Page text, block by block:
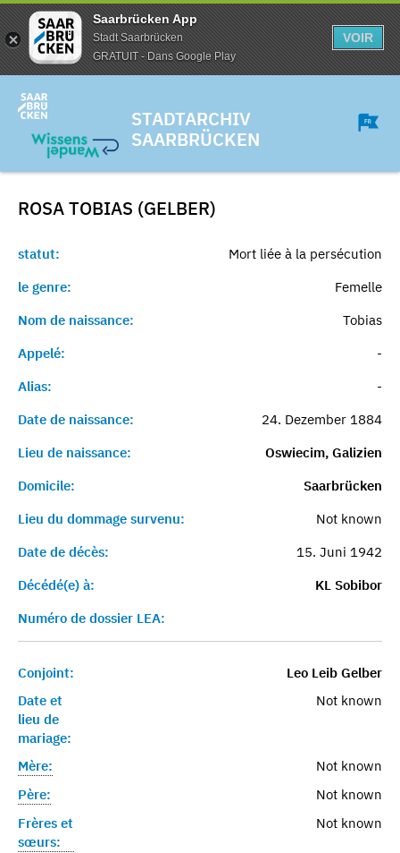
Saarbrücken App
Stadt Saarbrücken
GRATUIT - Dans Google Play
VOIR
STADTARCHIV
SAARBRÜCKEN
ROSA TOBIAS (GELBER)
statut:
Mort liée à la persécution
le genre:
Femelle
Nom de naissance:
Tobias
Appelé:
-
Alias:
-
Date de naissance:
24. Dezember 1884
Lieu de naissance:
Oswiecim, Galizien
Domicile:
Saarbrücken
Lieu du dommage survenu:
Not known
Date de décès:
15. Juni 1942
Décédé(e) à:
KL Sobibor
Numéro de dossier LEA:
Conjoint:
Leo Leib Gelber
Date et
lieu de
mariage:
Not known
Mère:
Not known
Père:
Not known
Frères et
sœurs:
Not known